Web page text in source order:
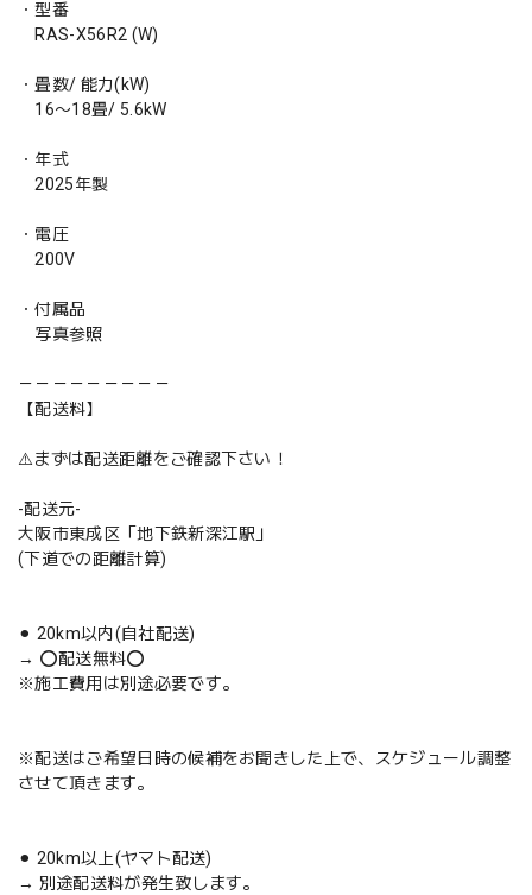
・型番
RAS-X56R2 (W)
・畳数/ 能力(kW)
16〜18畳/ 5.6kW
・年式
2025年製
・電圧
200V
・付属品
写真参照
－－－－－－－－－
【配送料】
⚠️まずは配送距離をご確認下さい！
-配送元-
大阪市東成区「地下鉄新深江駅」
(下道での距離計算)
⚫︎ 20km以内(自社配送)
→ ⭕️配送無料⭕️
※施工費用は別途必要です。
※配送はご希望日時の候補をお聞きした上で、スケジュール調整
させて頂きます。
⚫︎ 20km以上(ヤマト配送)
→ 別途配送料が発生致します。